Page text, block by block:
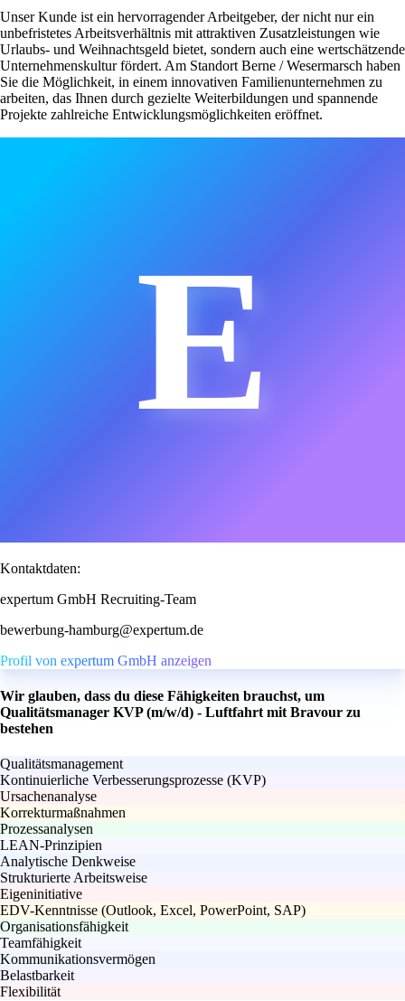
Unser Kunde ist ein hervorragender Arbeitgeber, der nicht nur ein
unbefristetes Arbeitsverhältnis mit attraktiven Zusatzleistungen wie
Urlaubs- und Weihnachtsgeld bietet, sondern auch eine wertschätzende
Unternehmenskultur fördert. Am Standort Berne / Wesermarsch haben
Sie die Möglichkeit, in einem innovativen Familienunternehmen zu
arbeiten, das Ihnen durch gezielte Weiterbildungen und spannende
Projekte zahlreiche Entwicklungsmöglichkeiten eröffnet.
E
Kontaktdaten:
expertum GmbH Recruiting-Team
bewerbung-hamburg@expertum.de
Profil von expertum GmbH anzeigen
Wir glauben, dass du diese Fähigkeiten brauchst, um
Qualitätsmanager KVP (m/w/d) - Luftfahrt mit Bravour zu
bestehen
Qualitätsmanagement
Kontinuierliche Verbesserungsprozesse (KVP)
Ursachenanalyse
Korrekturmaßnahmen
Prozessanalysen
LEAN-Prinzipien
Analytische Denkweise
Strukturierte Arbeitsweise
Eigeninitiative
EDV-Kenntnisse (Outlook, Excel, PowerPoint, SAP)
Organisationsfähigkeit
Teamfähigkeit
Kommunikationsvermögen
Belastbarkeit
Flexibilität